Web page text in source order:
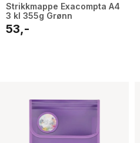
Strikkmappe Exacompta A4
3 kl 355g Grønn
53,-